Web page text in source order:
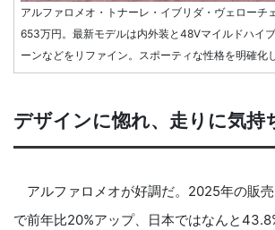
アルファロメオ・トナーレ・イブリダ・ヴェロー
653万円。最新モデルは内外装と48Vマイルドハイ
ーンなどをリファイン。スポーティな性格を明確化
デザインに惚れ、走りに気持
アルファロメオが好調だ。2025年の販
で前年比20%アップ、日本ではなんと